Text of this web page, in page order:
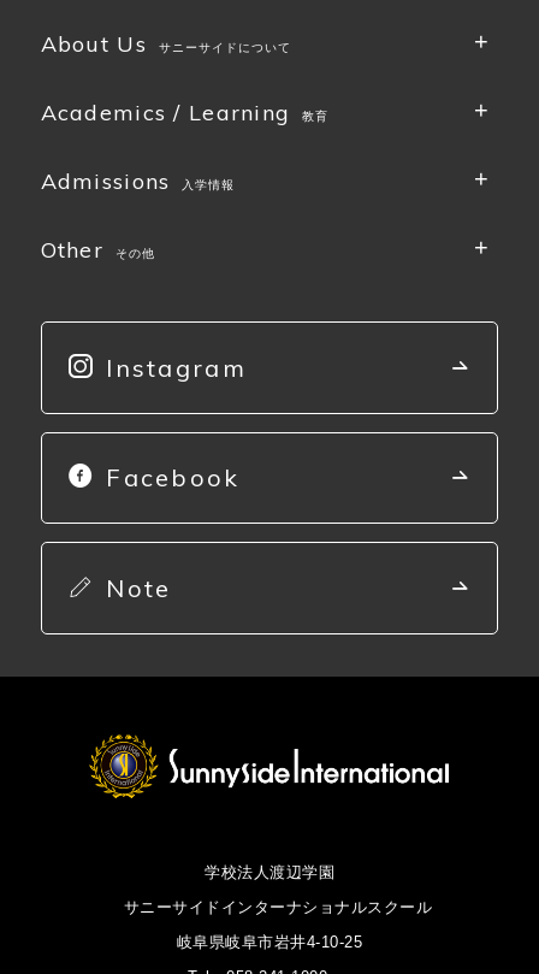
About Us サニーサイドについて
Academics / Learning 教育
Admissions 入学情報
Other その他
Instagram
Facebook
Note
学校法人渡辺学園
サニーサイドインターナショナルスクール
岐阜県岐阜市岩井4-10-25